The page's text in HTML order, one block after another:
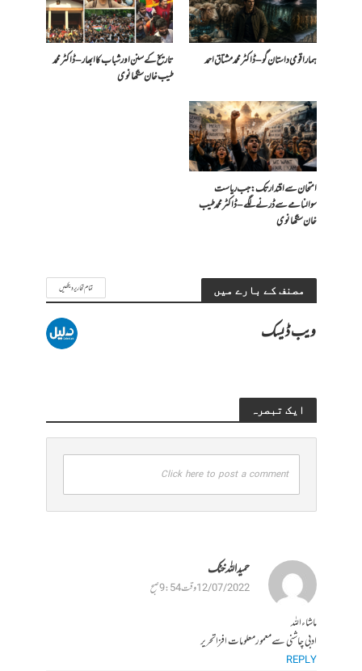
ہمارا قومی داستان گو – ڈاکٹر محمد مشتاق احمد
تاریخ کے سنن اور شباب کا ابھار – ڈاکٹر محمد
طیب خان سنگھانوی
امتحان سے اقتدار تک: جب ریاست
سوالنامے سے ڈرنے لگے – ڈاکٹر محمد طیب
خان سنگھانوی
مصنف کے بارے میں تمام تحاریر دیکھیں
ویب ڈیسک
ایک تبصرہ
Click here to post a comment
حمیداللہ خٹک
12/07/2022 وقت 9:54 صبح
ماشاءاللہ
ادبی چاشنی سےمعمورمعلومات افزاتحریر
REPLY